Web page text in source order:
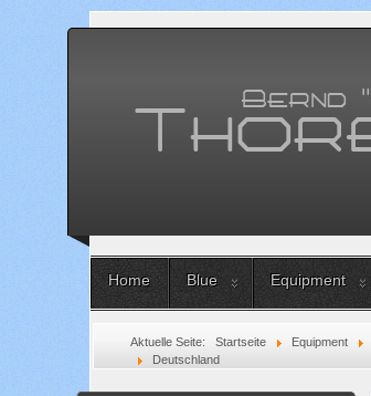
Home Blue Equipment
Aktuelle Seite:Startseite Equipment
Deutschland